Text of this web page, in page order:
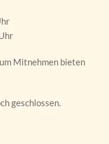
Mitnehmen bieten
geschlossen.